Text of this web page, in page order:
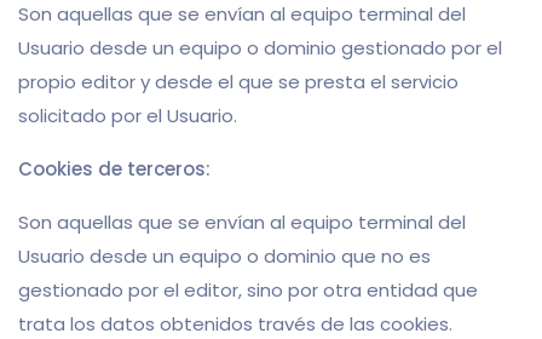
Son aquellas que se envían al equipo terminal del
Usuario desde un equipo o dominio gestionado por el
propio editor y desde el que se presta el servicio
solicitado por el Usuario.
Cookies de terceros:
Son aquellas que se envían al equipo terminal del
Usuario desde un equipo o dominio que no es
gestionado por el editor, sino por otra entidad que
trata los datos obtenidos través de las cookies.